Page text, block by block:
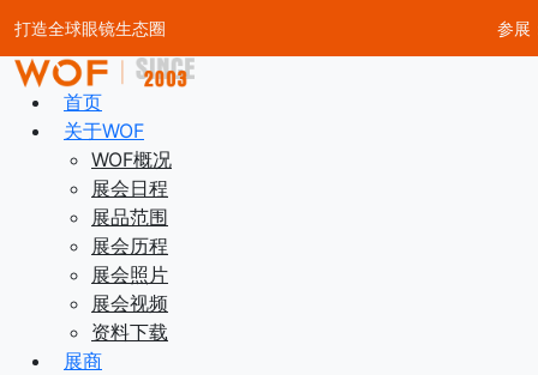
打造全球眼镜生态圈 参展
首页
关于WOF
WOF概况
展会日程
展品范围
展会历程
展会照片
展会视频
资料下载
展商